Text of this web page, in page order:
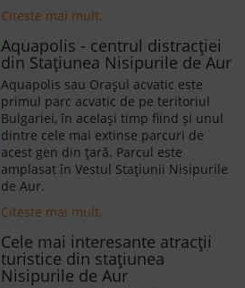
Citeste mai mult.
Aquapolis - centrul distracției
din Stațiunea Nisipurile de Aur
Aquapolis sau Orașul acvatic este
primul parc acvatic de pe teritoriul
Bulgariei, în același timp fiind și unul
dintre cele mai extinse parcuri de
acest gen din țară. Parcul este
amplasat în Vestul Stațiunii Nisipurile
de Aur.
Citeste mai mult.
Cele mai interesante atracții
turistice din stațiunea
Nisipurile de Aur